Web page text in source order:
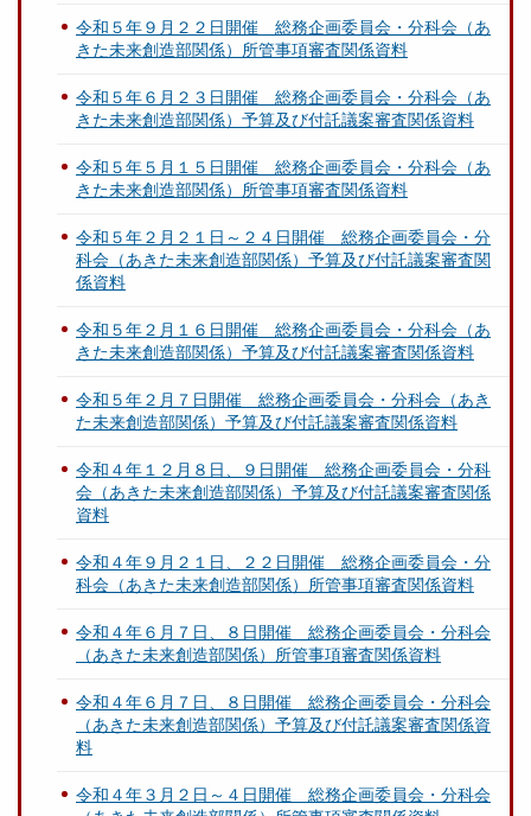
令和５年９月２２日開催 総務企画委員会・分科会（あ
きた未来創造部関係）所管事項審査関係資料
令和５年６月２３日開催 総務企画委員会・分科会（あ
きた未来創造部関係）予算及び付託議案審査関係資料
令和５年５月１５日開催 総務企画委員会・分科会（あ
きた未来創造部関係）所管事項審査関係資料
令和５年２月２１日～２４日開催 総務企画委員会・分
科会（あきた未来創造部関係）予算及び付託議案審査関
係資料
令和５年２月１６日開催 総務企画委員会・分科会（あ
きた未来創造部関係）予算及び付託議案審査関係資料
令和５年２月７日開催 総務企画委員会・分科会（あき
た未来創造部関係）予算及び付託議案審査関係資料
令和４年１２月８日、９日開催 総務企画委員会・分科
会（あきた未来創造部関係）予算及び付託議案審査関係
資料
令和４年９月２１日、２２日開催 総務企画委員会・分
科会（あきた未来創造部関係）所管事項審査関係資料
令和４年６月７日、８日開催 総務企画委員会・分科会
（あきた未来創造部関係）所管事項審査関係資料
令和４年６月７日、８日開催 総務企画委員会・分科会
（あきた未来創造部関係）予算及び付託議案審査関係資
料
令和４年３月２日～４日開催 総務企画委員会・分科会